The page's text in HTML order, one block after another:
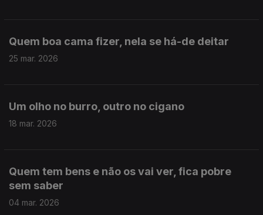
Quem boa cama fizer, nela se há-de deitar
25 mar. 2026
Um olho no burro, outro no cigano
18 mar. 2026
Quem tem bens e não os vai ver, fica pobre
sem saber
04 mar. 2026